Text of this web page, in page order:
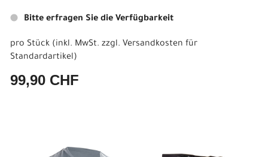
Bitte erfragen Sie die Verfügbarkeit
pro Stück (inkl. MwSt. zzgl. Versandkosten für
Standardartikel)
99,90 CHF